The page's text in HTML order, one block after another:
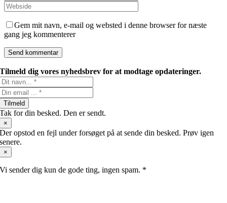
Gem mit navn, e-mail og websted i denne browser for næste
gang jeg kommenterer
Tilmeld dig vores nyhedsbrev for at modtage opdateringer.
Tilmeld
Tak for din besked. Den er sendt.
×
Der opstod en fejl under forsøget på at sende din besked. Prøv igen
senere.
×
Vi sender dig kun de gode ting, ingen spam. *